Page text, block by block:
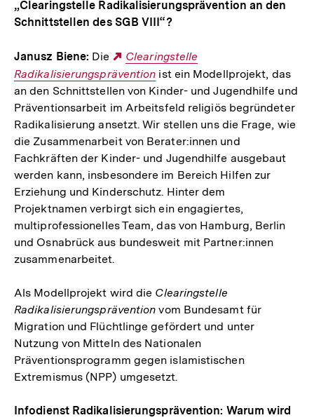
„Clearingstelle Radikalisierungsprävention an den
Schnittstellen des SGB VIII“?
Janusz Biene: Die
Externer
Link:
Clearingstelle
Radikalisierungsprävention ist ein Modellprojekt, das
an den Schnittstellen von Kinder- und Jugendhilfe und
Präventionsarbeit im Arbeitsfeld religiös begründeter
Radikalisierung ansetzt. Wir stellen uns die Frage, wie
die Zusammenarbeit von Berater:innen und
Fachkräften der Kinder- und Jugendhilfe ausgebaut
werden kann, insbesondere im Bereich Hilfen zur
Erziehung und Kinderschutz. Hinter dem
Projektnamen verbirgt sich ein engagiertes,
multiprofessionelles Team, das von Hamburg, Berlin
und Osnabrück aus bundesweit mit Partner:innen
zusammenarbeitet.
Als Modellprojekt wird die Clearingstelle
Radikalisierungsprävention vom Bundesamt für
Migration und Flüchtlinge gefördert und unter
Nutzung von Mitteln des Nationalen
Präventionsprogramm gegen islamistischen
Extremismus (NPP) umgesetzt.
Infodienst Radikalisierungsprävention: Warum wird